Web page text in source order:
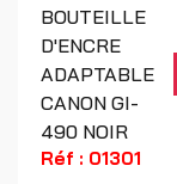
BOUTEILLE
D'ENCRE
ADAPTABLE
CANON GI-
490 NOIR
Réf : 01301